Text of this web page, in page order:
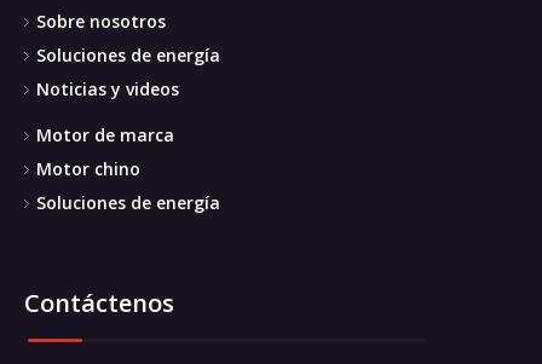
Sobre nosotros
Soluciones de energía
Noticias y videos
Motor de marca
Motor chino
Soluciones de energía
Contáctenos